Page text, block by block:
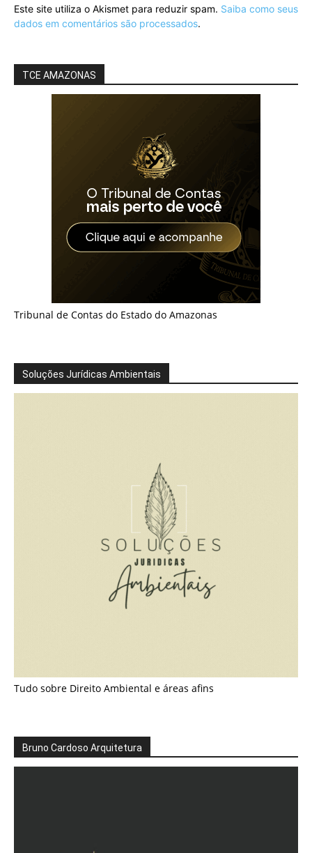
Este site utiliza o Akismet para reduzir spam. Saiba como seus
dados em comentários são processados.
TCE AMAZONAS
Tribunal de Contas do Estado do Amazonas
Soluções Jurídicas Ambientais
Tudo sobre Direito Ambiental e áreas afins
Bruno Cardoso Arquitetura